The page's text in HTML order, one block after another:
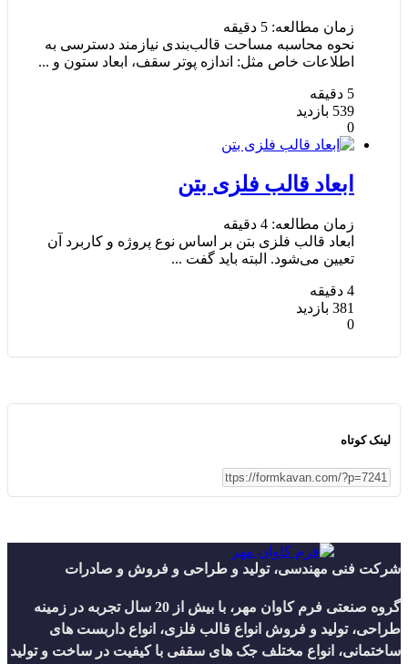
زمان مطالعه: 5 دقیقه
نحوه محاسبه مساحت قالب‌بندی نیازمند دسترسی به
اطلاعات خاص مثل: اندازه پوتر سقف، ابعاد ستون و ...
5 دقیقه
539 بازدید
0
ابعاد قالب فلزی بتن
زمان مطالعه: 4 دقیقه
ابعاد قالب فلزی بتن بر اساس نوع پروژه و کاربرد آن
تعیین می‌شود. البته باید گفت ...
4 دقیقه
381 بازدید
0
لینک کوتاه
شرکت فنی مهندسی، تولید و طراحی و فروش و صادرات
گروه صنعتی فرم کاوان مهر، با بیش از 20 سال تجربه در زمینه
طراحی، تولید و فروش انواع قالب فلزی، انواع داربست های
ساختمانی، انواع مختلف جک های سقفی با کیفیت در ساخت و تولید